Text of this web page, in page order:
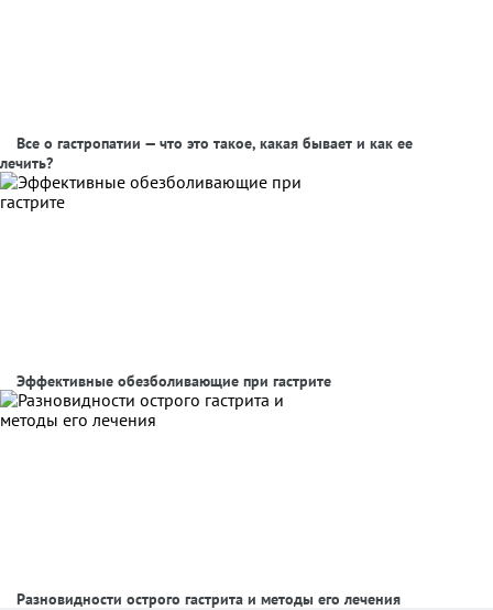
Все о гастропатии — что это такое, какая бывает и как ее
лечить?
Эффективные обезболивающие при гастрите
Разновидности острого гастрита и методы его лечения